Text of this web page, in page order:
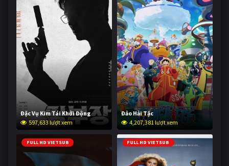
Đặc Vụ Kim Tái Khởi Động
597,633 lượt xem
Đảo Hải Tặc
4,207,381 lượt xem
FULL HD VIETSUB FULL HD VIETSUB